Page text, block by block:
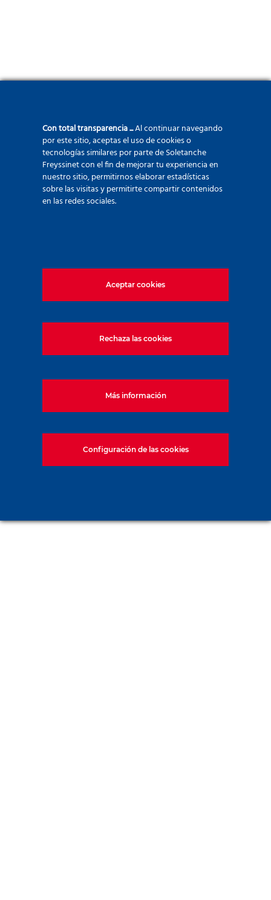
Con total transparencia ...Al continuar navegando
por este sitio, aceptas el uso de cookies o
tecnologías similares por parte de Soletanche
Freyssinet con el fin de mejorar tu experiencia en
nuestro sitio, permitirnos elaborar estadísticas
sobre las visitas y permitirte compartir contenidos
en las redes sociales.
Aceptar cookies
Rechaza las cookies
Más información
Configuración de las cookies